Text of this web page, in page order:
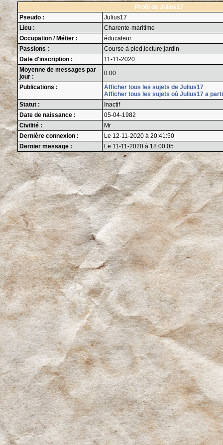
Profil de Julius17
Pseudo :
Julius17
Lieu :
Charente-maritime
Occupation / Métier :
éducateur
Passions :
Course à pied,lecture,jardin
Date d'inscription :
11-11-2020
Moyenne de messages par
jour :
0.00
Publications :
Afficher tous les sujets de Julius17
Afficher tous les sujets où Julius17 a
Statut :
Inactif
Date de naissance :
05-04-1982
Civilité :
Mr
Dernière connexion :
Le 12-11-2020 à 20:41:50
Dernier message :
Le 11-11-2020 à 18:00:05